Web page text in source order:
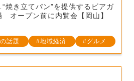
焼き立てパン”を提供するビアガ
オープン前に内覧会【岡山】
話題 地域経済 グルメ